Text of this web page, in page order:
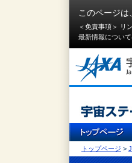
このページ
＜免責事項＞ リ
最新情報について
トップページ >